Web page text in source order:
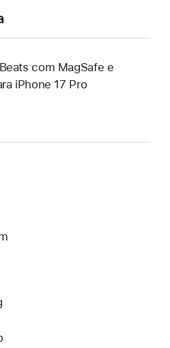
com MagSafe e
iPhone 17 Pro